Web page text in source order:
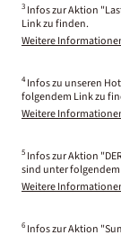
3 Infos zur Aktion
Link zu finden.
Weitere
4 Infos zu unseren
folgendem Link zu
Weitere
5 Infos zur Aktion
sind unter
Weitere
6 Infos zur Aktion